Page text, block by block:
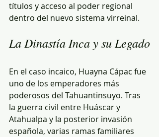
títulos y acceso al poder regional
dentro del nuevo sistema virreinal.
La Dinastía Inca y su Legado
En el caso incaico, Huayna Cápac fue
uno de los emperadores más
poderosos del Tahuantinsuyo. Tras
la guerra civil entre Huáscar y
Atahualpa y la posterior invasión
española, varias ramas familiares